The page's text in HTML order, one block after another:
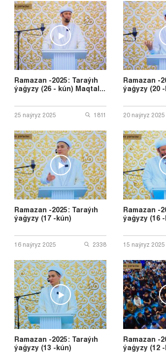
Ramazan -2025: Taraýıh
ýaǵyzy (26 - kún) Maqtal...
25 naýryz 2025 1811
Ramazan -
ýaǵyzy (20
20 naýryz 2025
Ramazan -2025: Taraýıh
ýaǵyzy (17 -kún)
16 naýryz 2025 2338
Ramazan -
ýaǵyzy (16
15 naýryz 2025
Ramazan -2025: Taraýıh
ýaǵyzy (13 -kún)
Ramazan -
ýaǵyzy (12